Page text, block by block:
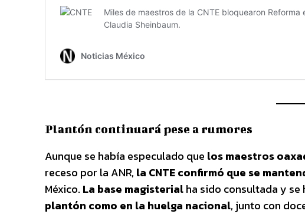
Plantón continuará pese a rumores
Aunque se había especulado que los maestros
receso por la ANR, la CNTE confirmó que se
México. La base magisterialha sido consultada y
plantón como en la huelga nacional, junto con